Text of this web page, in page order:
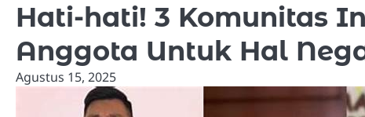
Hati-hati! 3 Komunitas
Anggota Untuk Hal
Agustus 15, 2025